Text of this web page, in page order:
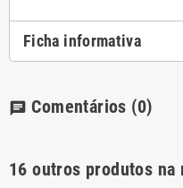
Ficha informativa
chat Comentários (0)
16 outros produtos na